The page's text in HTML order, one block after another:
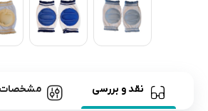
نقد و بررسی مشخصات